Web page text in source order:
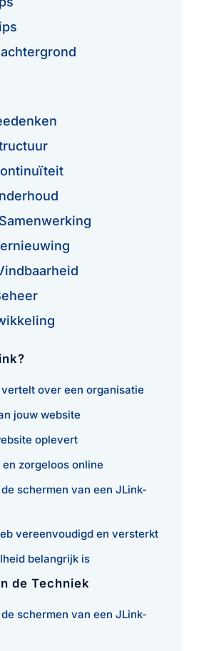
over een organisatie
jouw website
oplevert
zorgeloos online
schermen van een JLink-
vereenvoudigd en versterkt
belangrijk is
de Techniek
schermen van een JLink-